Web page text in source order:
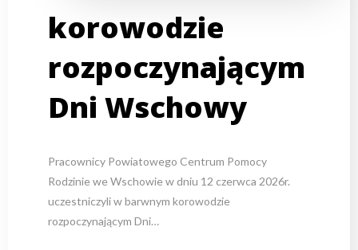
korowodzie
rozpoczynającym
Dni Wschowy
Pracownicy Powiatowego Centrum Pomocy
Rodzinie we Wschowie w dniu 12 czerwca 2026r.
uczestniczyli w barwnym korowodzie
rozpoczynającym Dni…